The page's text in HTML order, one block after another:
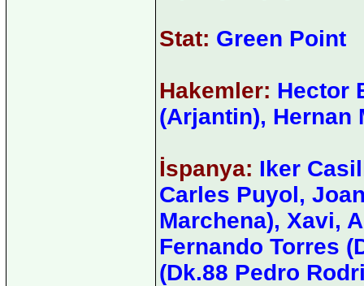
Stat: Green Point
Hakemler: Hector
(Arjantin), Hernan
İspanya: Iker
Carles Puyol,
Marchena), Xavi,
Fernando Torres
(Dk.88 Pedro